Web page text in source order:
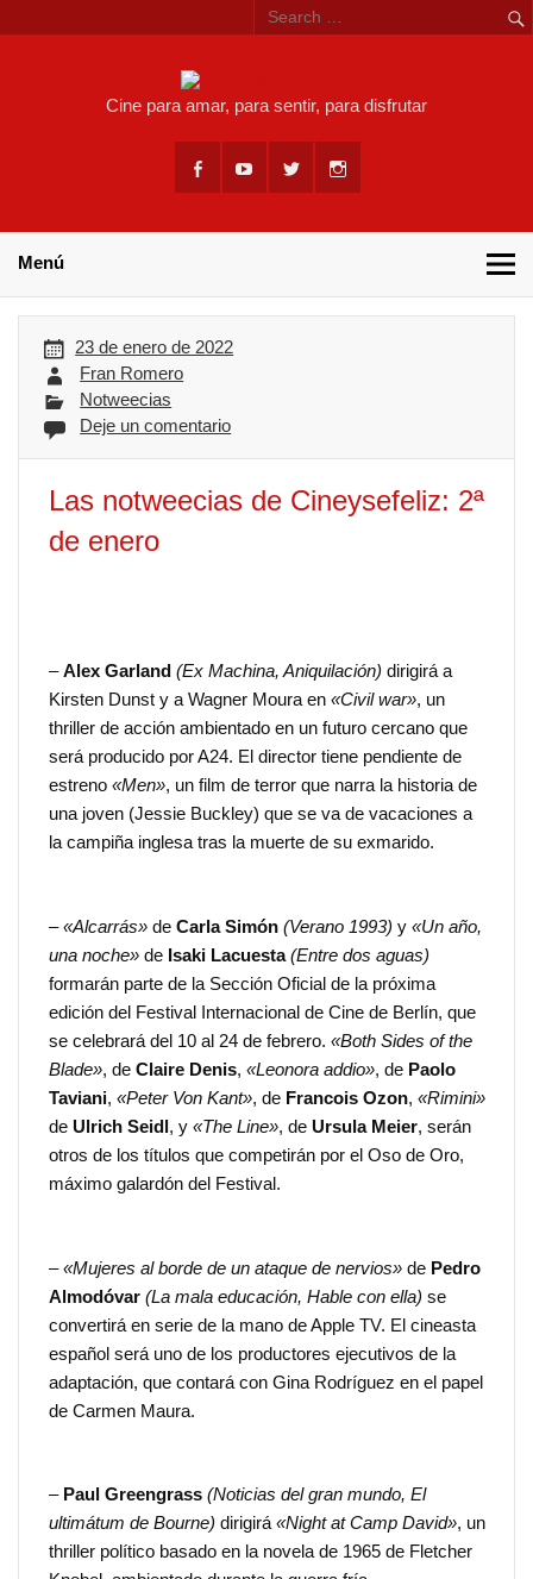
Cine para amar, para sentir, para disfrutar
Menú
23 de enero de 2022
Fran Romero
Notweecias
Deje un comentario
Las notweecias de Cineysefeliz: 2ª
de enero
–Alex Garland (Ex Machina, Aniquilación) dirigirá a
Kirsten Dunst y a Wagner Moura en «Civil war», un
thriller de acción ambientado en un futuro cercano que
será producido por A24. El director tiene pendiente de
estreno «Men», un film de terror que narra la historia de
una joven (Jessie Buckley) que se va de vacaciones a
la campiña inglesa tras la muerte de su exmarido.
–«Alcarrás»de Carla Simón (Verano 1993) y «Un año,
una noche»de Isaki Lacuesta (Entre dos aguas)
formarán parte de la Sección Oficial de la próxima
edición del Festival Internacional de Cine de Berlín, que
se celebrará del 10 al 24 de febrero. «Both Sides of the
Blade», de Claire Denis, «Leonora addio», de Paolo
Taviani, «Peter Von Kant», de Francois Ozon, «Rimini»
de Ulrich Seidl, y «The Line», de Ursula Meier, serán
otros de los títulos que competirán por el Oso de Oro,
máximo galardón del Festival.
–«Mujeres al borde de un ataque de nervios»de Pedro
Almodóvar (La mala educación, Hable con ella) se
convertirá en serie de la mano de Apple TV. El cineasta
español será uno de los productores ejecutivos de la
adaptación, que contará con Gina Rodríguez en el papel
de Carmen Maura.
– Paul Greengrass (Noticias del gran mundo, El
ultimátum de Bourne) dirigirá «Night at Camp David», un
thriller político basado en la novela de 1965 de Fletcher